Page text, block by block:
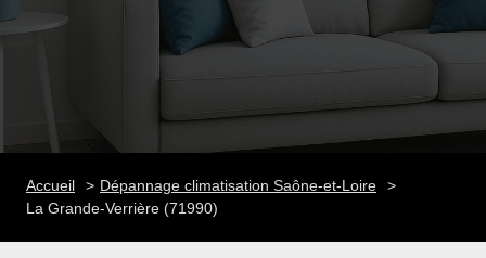
Accueil
Dépannage climatisation Saône-et-Loire
La Grande-Verrière (71990)